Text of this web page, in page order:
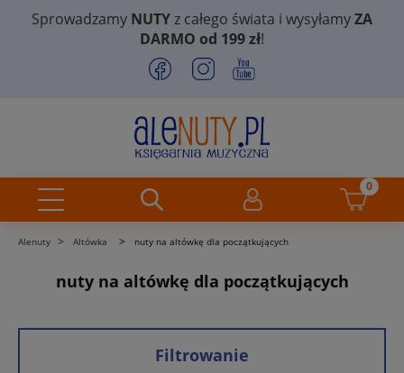
Sprowadzamy NUTYz całego świata i wysyłamyZA
DARMO od 199 zł!
Alenuty > Altówka > nuty na altówkę dla początkujących
nuty na altówkę dla początkujących
Filtrowanie